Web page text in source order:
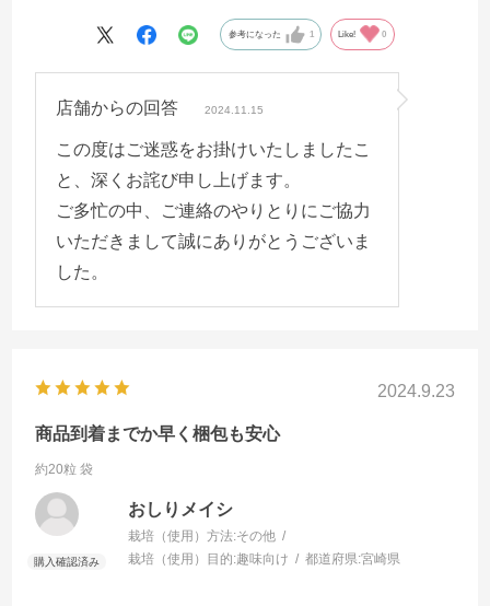
参考になった 1 Like! 0
店舗からの回答 2024.11.15
この度はご迷惑をお掛けいたしましたこ
と、深くお詫び申し上げます。
ご多忙の中、ご連絡のやりとりにご協力
いただきまして誠にありがとうございま
した。
2024.9.23
商品到着までか早く梱包も安心
約20粒 袋
おしりメイシ
栽培（使用）方法:その他
栽培（使用）目的:趣味向け 都道府県:宮崎県